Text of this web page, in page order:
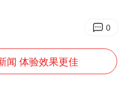
疆阿勒泰八月能滑雪”不实
四川宜宾地震网友称睡觉被摇醒
0
闻 体验效果更佳